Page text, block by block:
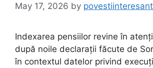
May 17, 2026 by
Indexarea pensiilor revine în
după noile declarații făcute de
în contextul datelor privind